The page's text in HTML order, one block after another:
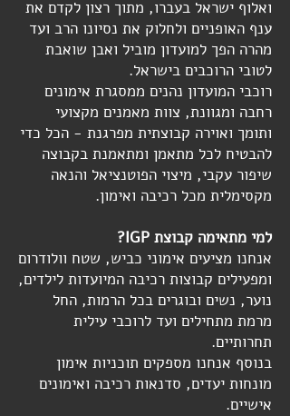
ואלוף ישראל בעברו, מתוך רצון לקדם את
ענף האופניים ולחלוק את נסיונו הרב ועד
מהרה הפך למועדון מוביל ואבן שואבת
לטובי הרוכבים בישראל.
רוכבי המועדון נהנים ממסגרת אימונים
רחבה ומגוונת, צוות מאמנים מקצועי
ותומך ואוירה קבוצתית מפרגנת - הכל כדי
להבטיח לכל מתאמן ומתאמנת בקבוצה
שיפור עקבי, מיצוי הפוטנציאל והנאה
מקסימלית מכל רכיבה ואימון.
למי מתאימה קבוצת IGP?
אנחנו מציעים אימוני כביש, שטח וולודרום
ומפעילים קבוצות רכיבה המיועדות לילדים,
נוער, נשים ובוגרים בכל הרמות, החל
מרמת מתחילים ועד לרוכבי עילית
תחרותיים.
בנוסף אנחנו מספקים תוכניות אימון
מונחות יעדים, סדנאות רכיבה ואימונים
אישיים.